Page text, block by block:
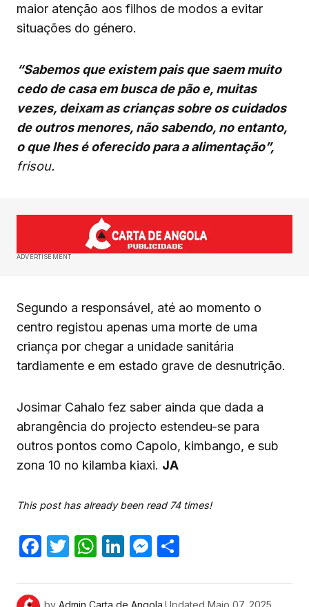
maior atenção aos filhos de modos a evitar
situações do género.
“Sabemos que existem pais que saem muito
cedo de casa em busca de pão e, muitas
vezes, deixam as crianças sobre os cuidados
de outros menores, não sabendo, no entanto,
o que lhes é oferecido para a alimentação”,
frisou.
ADVERTISEMENT
Segundo a responsável, até ao momento o
centro registou apenas uma morte de uma
criança por chegar a unidade sanitária
tardiamente e em estado grave de desnutrição.
Josimar Cahalo fez saber ainda que dada a
abrangência do projecto estendeu-se para
outros pontos como Capolo, kimbango, e sub
zona 10 no kilamba kiaxi. JA
This post has already been read 74 times!
Facebook
Twitter
WhatsApp
LinkedIn
Messenger
by Admin Carta de Angola. Updated Maio 07, 2025